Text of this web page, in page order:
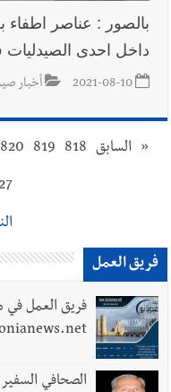
بالصور : عناصر اطفاء
داخل احدى الصيدليات
2021-08-10 أخبار
« السابق 818
819
820
فريق العمل
فريق العمل في